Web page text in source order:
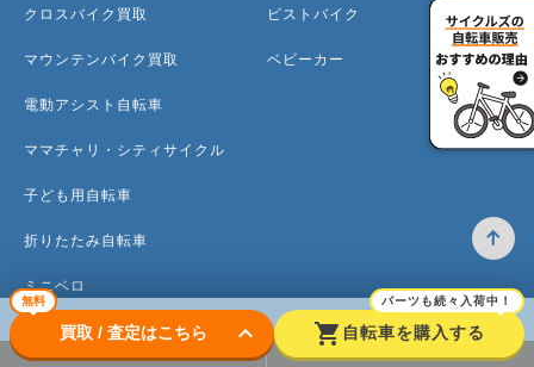
無料
買取 / 査定はこちら keyboard_arrow_down shopping_cart
パーツも続々入荷中！
自転車を購入する
クロスバイク買取
マウンテンバイク買取
電動アシスト自転車
ママチャリ・シティサイクル
子ども用自転車
折りたたみ自転車
ミニベロ
ピストバイク
ベビーカー